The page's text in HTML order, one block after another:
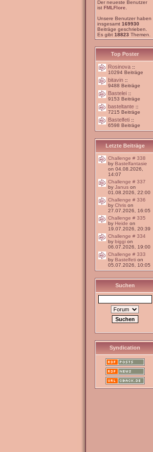
Der neueste Benutzer
ist FMLFlore
Unsere Benutzer haben
insgesamt 169930
Beiträge geschrieben.
Es gibt 18823 Themen.
Top Poster
Rosinova ::
10294 Beiträge
bitavin ::
9488 Beiträge
Bastelei ::
9153 Beiträge
basteltante ::
7215 Beiträge
Bastelfeti ::
6598 Beiträge
Letzte Beiträge
Challenge # 338
by Bastelfantasie
on 04.08.2026,
14:07
Challenge # 337
by Januson
01.08.2026, 22:00
Challenge # 336
by Chrison
27.07.2026, 16:05
Challenge # 335
by Heide on
19.07.2026, 20:39
Challenge # 334
by biggion
06.07.2026, 19:00
Challenge # 333
by Bastelfetion
05.07.2026, 10:05
Suchen
Syndication